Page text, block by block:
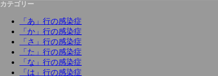
カテゴリー
「あ」行の感染症
「か」行の感染症
「さ」行の感染症
「た」行の感染症
「な」行の感染症
「は」行の感染症